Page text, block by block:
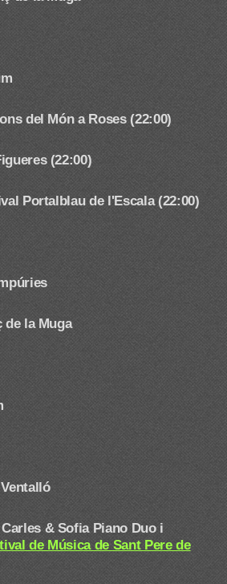
del Món a Roses (22:00)
(22:00)
Portalblau de l'Escala (22:00)
de la Muga
& Sofia Piano Duo i
de Música de Sant Pere de